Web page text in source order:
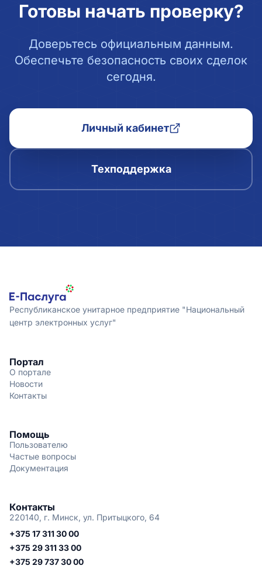
Готовы начать проверку?
Доверьтесь официальным данным.
Обеспечьте безопасность своих сделок
сегодня.
Личный кабинет
Техподдержка
Республиканское унитарное предприятие "Национальный
центр электронных услуг"
Портал
О портале
Новости
Контакты
Помощь
Пользователю
Частые вопросы
Документация
Контакты
220140, г. Минск, ул. Притыцкого, 64
+375 17 311 30 00
+375 29 311 33 00
+375 29 737 30 00